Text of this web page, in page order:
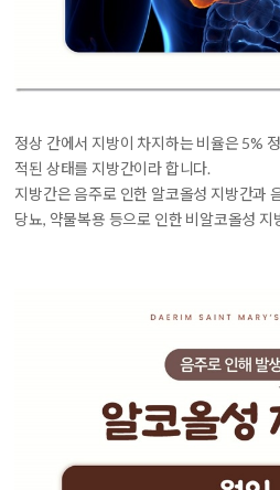
정상 간에서 지방이 차지하는 비율은 5%
적된 상태를 지방간이라 합니다.
지방간은 음주로 인한 알코올성 지방간과
당뇨, 약물복용 등으로 인한 비알코올성